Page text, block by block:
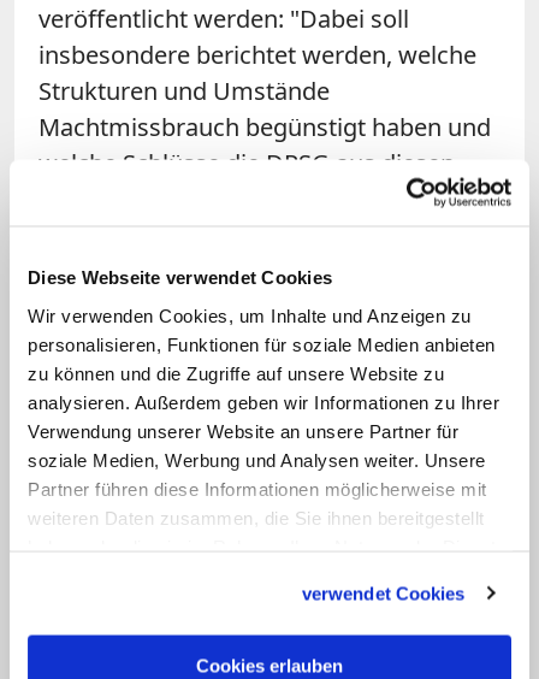
Diese Webseite verwendet Cookies
Wir verwenden Cookies, um Inhalte und Anzeigen zu
personalisieren, Funktionen für soziale Medien anbieten
zu können und die Zugriffe auf unsere Website zu
analysieren. Außerdem geben wir Informationen zu Ihrer
Verwendung unserer Website an unsere Partner für
soziale Medien, Werbung und Analysen weiter. Unsere
Partner führen diese Informationen möglicherweise mit
weiteren Daten zusammen, die Sie ihnen bereitgestellt
verwendet Cookies
Cookies erlauben
veröffentlicht werden: "Dabei soll
insbesondere berichtet werden, welche
Strukturen und Umstände
Machtmissbrauch begünstigt haben und
welche Schlüsse die DPSG aus diesen
nachhaltigen Aufarbeitung erhofft sich
der Verband, mit den Ergebnissen die
Präventionsarbeit im Verband zu
verbessern und so zum Kinderschutz
beizutragen.
Die DPSGist mit nach eigenen Angaben
rund 80.000 Mitgliedern der größte
in 25 Diözesen mit insgesamt etwa 1.200
vertreten und Mitglied imRing deutscher